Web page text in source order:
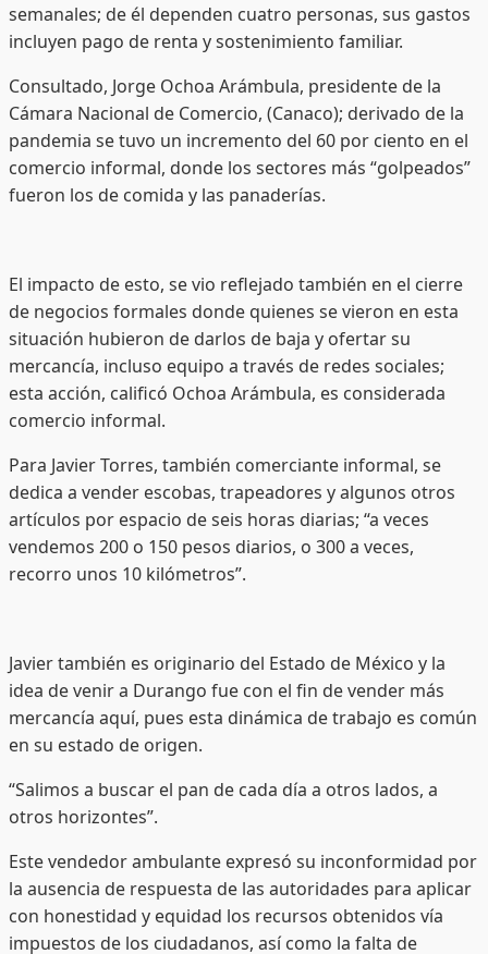
semanales; de él dependen cuatro personas, sus gastos
incluyen pago de renta y sostenimiento familiar.
Consultado, Jorge Ochoa Arámbula, presidente de la
Cámara Nacional de Comercio, (Canaco); derivado de la
pandemia se tuvo un incremento del 60 por ciento en el
comercio informal, donde los sectores más “golpeados”
fueron los de comida y las panaderías.
El impacto de esto, se vio reflejado también en el cierre
de negocios formales donde quienes se vieron en esta
situación hubieron de darlos de baja y ofertar su
mercancía, incluso equipo a través de redes sociales;
esta acción, calificó Ochoa Arámbula, es considerada
comercio informal.
Para Javier Torres, también comerciante informal, se
dedica a vender escobas, trapeadores y algunos otros
artículos por espacio de seis horas diarias; “a veces
vendemos 200 o 150 pesos diarios, o 300 a veces,
recorro unos 10 kilómetros”.
Javier también es originario del Estado de México y la
idea de venir a Durango fue con el fin de vender más
mercancía aquí, pues esta dinámica de trabajo es común
en su estado de origen.
“Salimos a buscar el pan de cada día a otros lados, a
otros horizontes”.
Este vendedor ambulante expresó su inconformidad por
la ausencia de respuesta de las autoridades para aplicar
con honestidad y equidad los recursos obtenidos vía
impuestos de los ciudadanos, así como la falta de